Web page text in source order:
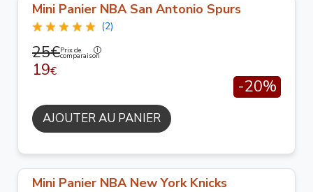
Mini Panier NBA San Antonio Spurs
(2)
25€Prix de
comparaison
19€
-20%
AJOUTER AU PANIER
Mini Panier NBA New York Knicks